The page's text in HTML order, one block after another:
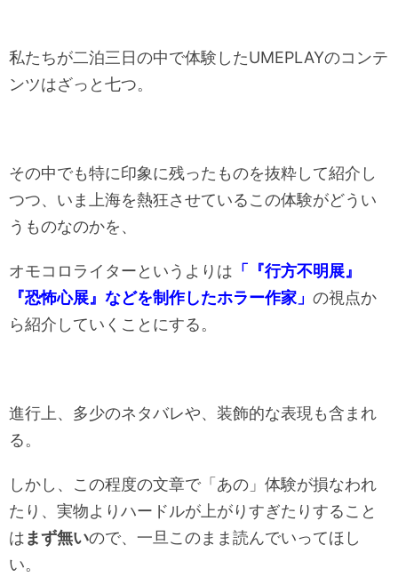
私たちが二泊三日の中で体験したUMEPLAYのコンテ
ンツはざっと七つ。
その中でも特に印象に残ったものを抜粋して紹介し
つつ、いま上海を熱狂させているこの体験がどうい
うものなのかを、
オモコロライターというよりは 「『行方不明展』
『恐怖心展』などを制作したホラー作家」 の視点か
ら紹介していくことにする。
進行上、多少のネタバレや、装飾的な表現も含まれ
る。
しかし、この程度の文章で「あの」体験が損なわれ
たり、実物よりハードルが上がりすぎたりすること
はまず無いので、一旦このまま読んでいってほし
い。